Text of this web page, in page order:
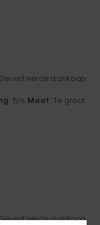
Geverifieerde aankoop
: 5/5 Maat: Te groot
aankoop